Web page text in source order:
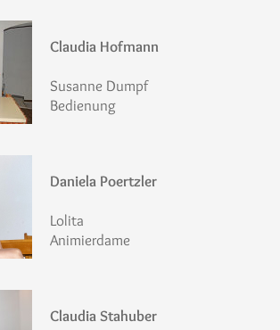
Claudia Hofmann
Susanne Dumpf
Bedienung
Daniela Poertzler
Lolita
Animierdame
Claudia Stahuber